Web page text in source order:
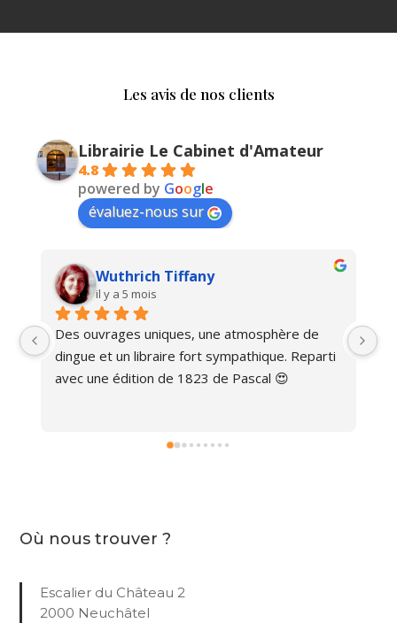
Les avis de nos clients
Librairie Le Cabinet d'Amateur
4.8
powered by Google
évaluez-nous sur
Wuthrich Tiffany
il y a 5 mois
Des ouvrages uniques, une atmosphère de
dingue et un libraire fort sympathique. Reparti
avec une édition de 1823 de Pascal 😍
Où nous trouver ?
Escalier du Château 2
2000 Neuchâtel